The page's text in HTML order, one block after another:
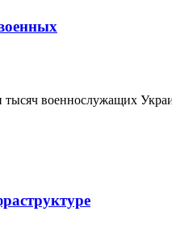
тысяч военнослужащих